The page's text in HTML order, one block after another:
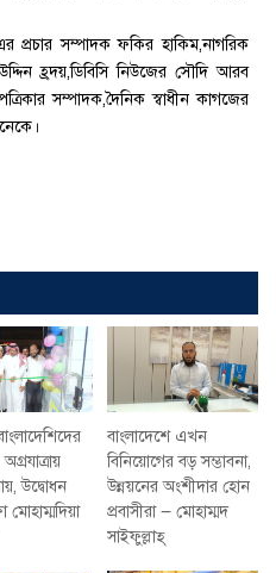
প্রচার সম্পাদক ফকির হাকিম,নাগরিক
হ্রদয়,ডিবিসি নিউজের সৌদি আরব
সম্পাদক,দৈনিক স্বাধীন কাগজের
উদ্বোধন
মোহাম্মদিয়া
বাংলাদেশে এখন
বিনিয়োগের বড় সম্ভাবনা,
উন্নয়নের অংশীদার হোন
প্রবাসীরা — মোহাম্মদ
সাইফুল্লাহ্